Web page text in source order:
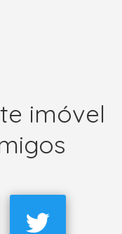
imóvel